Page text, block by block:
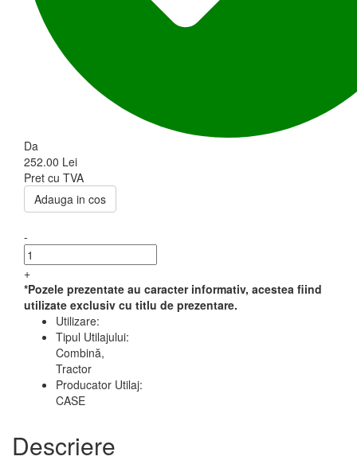
Da
252.00 Lei
Pret cu TVA
Adauga in cos
-
+
*Pozele prezentate au caracter informativ, acestea fiind
utilizate exclusiv cu titlu de prezentare.
Utilizare:
Tipul Utilajului:
Combină,
Tractor
Producator Utilaj:
CASE
Descriere